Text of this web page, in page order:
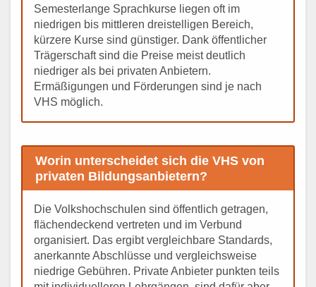
Semesterlange Sprachkurse liegen oft im
niedrigen bis mittleren dreistelligen Bereich,
kürzere Kurse sind günstiger. Dank öffentlicher
Trägerschaft sind die Preise meist deutlich
niedriger als bei privaten Anbietern.
Ermäßigungen und Förderungen sind je nach
VHS möglich.
Worin unterscheidet sich die VHS von
privaten Bildungsanbietern?
Die Volkshochschulen sind öffentlich getragen,
flächendeckend vertreten und im Verbund
organisiert. Das ergibt vergleichbare Standards,
anerkannte Abschlüsse und vergleichsweise
niedrige Gebühren. Private Anbieter punkten teils